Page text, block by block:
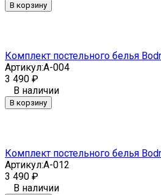
В корзину
Комплект постельного белья
Артикул:A-004
3 490 ₽
В наличии
В корзину
Комплект постельного белья
Артикул:A-012
3 490 ₽
В наличии